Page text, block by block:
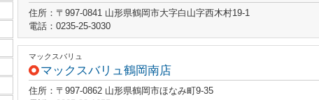
住所：〒997-0841 山形県鶴岡市大字白山字西木村19-1
電話：0235-25-3030
マックスバリュ
マックスバリュ鶴岡南店
住所：〒997-0862 山形県鶴岡市ほなみ町9-35